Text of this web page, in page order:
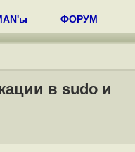
ФОРУМ
в sudo и